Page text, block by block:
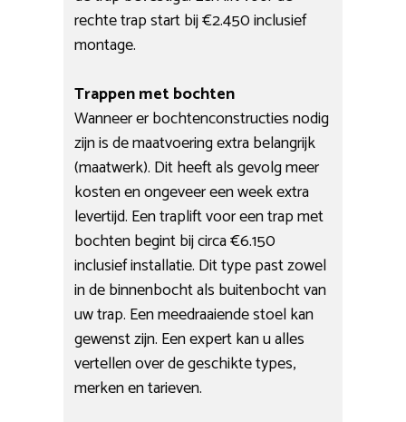
rechte trap start bij €2.450 inclusief
montage.
Trappen met bochten
Wanneer er bochtenconstructies nodig
zijn is de maatvoering extra belangrijk
(maatwerk). Dit heeft als gevolg meer
kosten en ongeveer een week extra
levertijd. Een traplift voor een trap met
bochten begint bij circa €6.150
inclusief installatie. Dit type past zowel
in de binnenbocht als buitenbocht van
uw trap. Een meedraaiende stoel kan
gewenst zijn. Een expert kan u alles
vertellen over de geschikte types,
merken en tarieven.